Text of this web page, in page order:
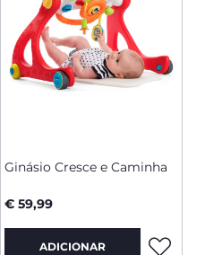
Ginásio Cresce e Caminha
€ 59,99
ADICIONAR